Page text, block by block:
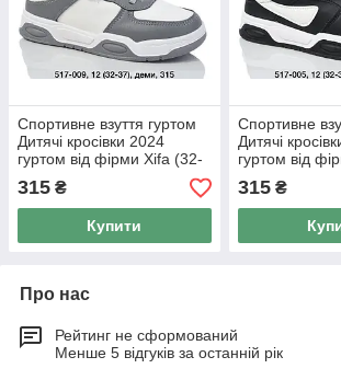
Спортивне взуття гуртом
Дитячі кросівки 2024
гуртом від фірми Xifa (32-
37)
315 ₴
Купити
Спортивне
Дитячі
гуртом від
37)
315₴
Про нас
Рейтинг не сформований
Менше 5 відгуків за останній рік